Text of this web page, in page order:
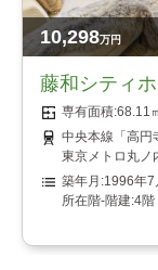
10,298万円
藤和シティ
68.11
中央本線「高
東京メトロ丸ノ
1996年7
4階